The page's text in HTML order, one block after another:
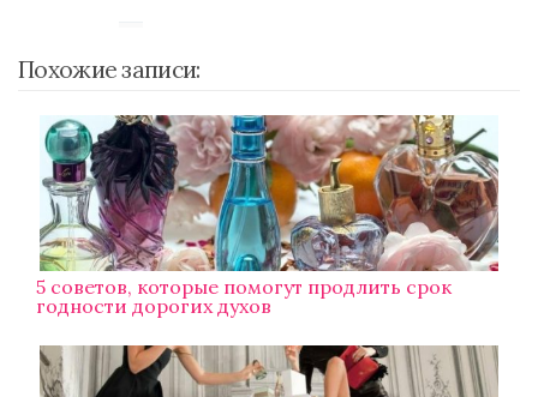
Похожие записи:
5 советов, которые помогут продлить срок
годности дорогих духов